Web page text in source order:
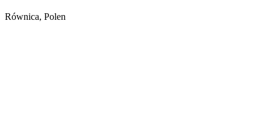
Równica, Polen